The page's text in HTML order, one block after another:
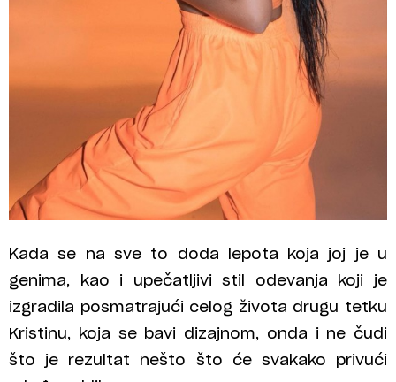
Kada se na sve to doda lepota koja joj je u
genima, kao i upečatljivi stil odevanja koji je
izgradila posmatrajući celog života drugu tetku
Kristinu, koja se bavi dizajnom, onda i ne čudi
što je rezultat nešto što će svakako privući